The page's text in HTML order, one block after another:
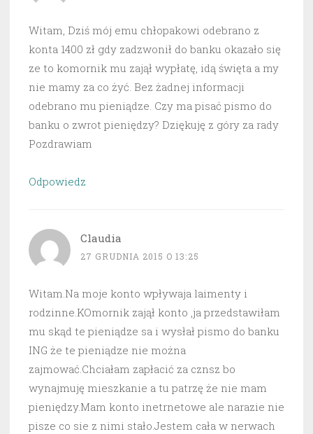
Witam, Dziś mój emu chłopakowi odebrano z
konta 1400 zł gdy zadzwonił do banku okazało się
ze to komornik mu zajął wypłatę, idą święta a my
nie mamy za co żyć. Bez żadnej informacji
odebrano mu pieniądze. Czy ma pisać pismo do
banku o zwrot pieniędzy? Dziękuję z góry za rady
Pozdrawiam
Odpowiedz
Claudia
27 GRUDNIA 2015 O 13:25
Witam.Na moje konto wpływaja laimenty i
rodzinne.KOmornik zajął konto ,ja przedstawiłam
mu skąd te pieniądze sa i wysłał pismo do banku
ING że te pieniądze nie można
zajmować.Chciałam zapłacić za cznsz bo
wynajmuję mieszkanie a tu patrzę że nie mam
pieniędzy.Mam konto inetrnetowe ale narazie nie
pisze co sie z nimi stało.Jestem cała w nerwach